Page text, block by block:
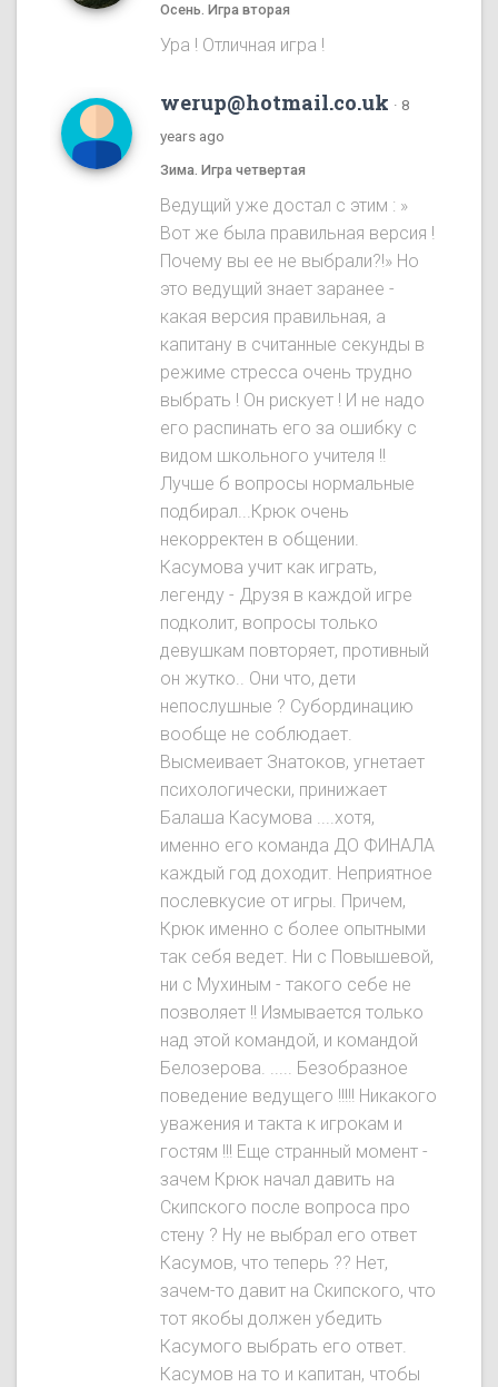
Осень. Игра вторая
Ура ! Отличная игра !
werup@hotmail.co.uk · 8
years ago
Зима. Игра четвертая
Ведущий уже достал с этим : »
Вот же была правильная версия !
Почему вы ее не выбрали?!» Но
это ведущий знает заранее -
какая версия правильная, а
капитану в считанные секунды в
режиме стресса очень трудно
выбрать ! Он рискует ! И не надо
его распинать его за ошибку с
видом школьного учителя !!
Лучше б вопросы нормальные
подбирал...Крюк очень
некорректен в общении.
Касумова учит как играть,
легенду - Друзя в каждой игре
подколит, вопросы только
девушкам повторяет, противный
он жутко.. Они что, дети
непослушные ? Субординацию
вообще не соблюдает.
Высмеивает Знатокoв, угнетает
психологически, принижает
Балаша Касумова ....хотя,
именно его команда ДО ФИНАЛА
каждый год доходит. Неприятное
послевкусие от игры. Причем,
Крюк именно с более опытными
так себя ведет. Ни с Повышевой,
ни с Мухиным - такого себе не
позволяет !! Измывается только
над этой командой, и командой
Белозерова. ..... Безобразное
поведение ведущего !!!!! Никакого
уважения и такта к игрокам и
гостям !!! Еще странный момент -
зачем Крюк начал давить на
Скипского после вопроса про
стену ? Ну не выбрал его ответ
Касумов, что теперь ?? Нет,
зачем-то давит на Скипского, что
тот якобы должен убедить
Касумого выбрать его ответ.
Касумов на то и капитан, чтобы